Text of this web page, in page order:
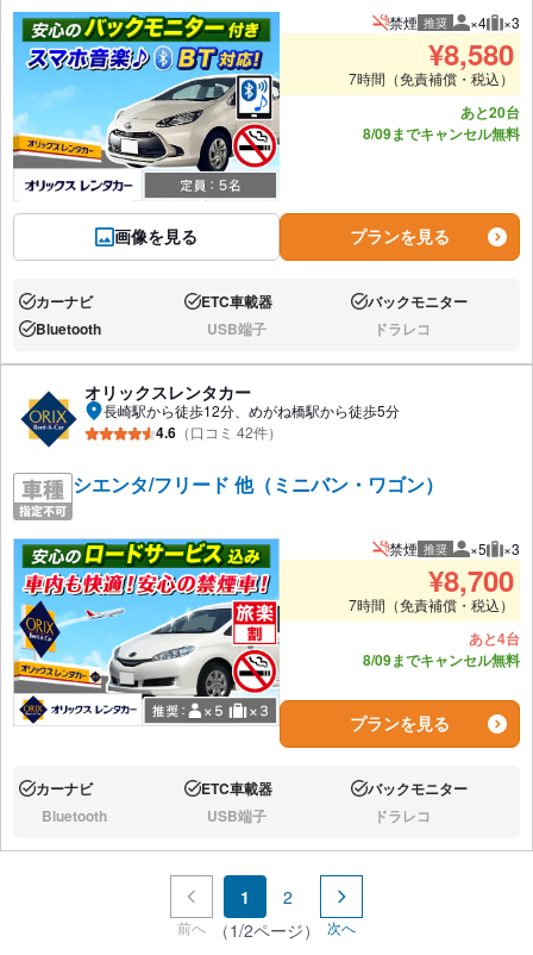
画像を見る
禁煙 推奨 推奨人数
×4 推
×3
¥8,580
7時間（免責補償・税込）
あと20台
8/09までキャンセル無料
プランを見る
あり:カーナビ あり:ETC車載器 あり:バックモニター
あり:Bluetooth なし:USB端子 なし:ドラレコ
オリックスレンタカー
長崎駅から徒歩12分、めがね橋駅から徒歩5分
4.6 （口コミ 42件）
シエンタ/フリード 他（ミニバン・ワゴン）
禁煙 推奨 推奨人数
×5 推
×3
¥8,700
7時間（免責補償・税込）
あと4台
8/09までキャンセル無料
プランを見る
あり:カーナビ あり:ETC車載器 あり:バックモニター
なし:Bluetooth なし:USB端子 なし:ドラレコ
前へ
1
2
（1/2ページ）
次へ